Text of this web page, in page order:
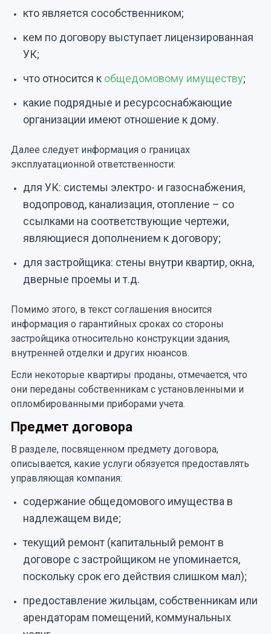
кто является сособственником;
кем по договору выступает лицензированная
УК;
что относится к общедомовому имуществу;
какие подрядные и ресурсоснабжающие
организации имеют отношение к дому.
Далее следует информация о границах
эксплуатационной ответственности:
для УК: системы электро- и газоснабжения,
водопровод, канализация, отопление – со
ссылками на соответствующие чертежи,
являющиеся дополнением к договору;
для застройщика: стены внутри квартир, окна,
дверные проемы и т.д.
Помимо этого, в текст соглашения вносится
информация о гарантийных сроках со стороны
застройщика относительно конструкции здания,
внутренней отделки и других нюансов.
Если некоторые квартиры проданы, отмечается, что
они переданы собственникам с установленными и
опломбированными приборами учета.
Предмет договора
В разделе, посвященном предмету договора,
описывается, какие услуги обязуется предоставлять
управляющая компания:
содержание общедомового имущества в
надлежащем виде;
текущий ремонт (капитальный ремонт в
договоре с застройщиком не упоминается,
поскольку срок его действия слишком мал);
предоставление жильцам, собственникам или
арендаторам помещений, коммунальных